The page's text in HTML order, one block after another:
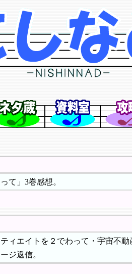
て」3巻感想。
ィエイトを２でわって・宇宙不
ジ返信。